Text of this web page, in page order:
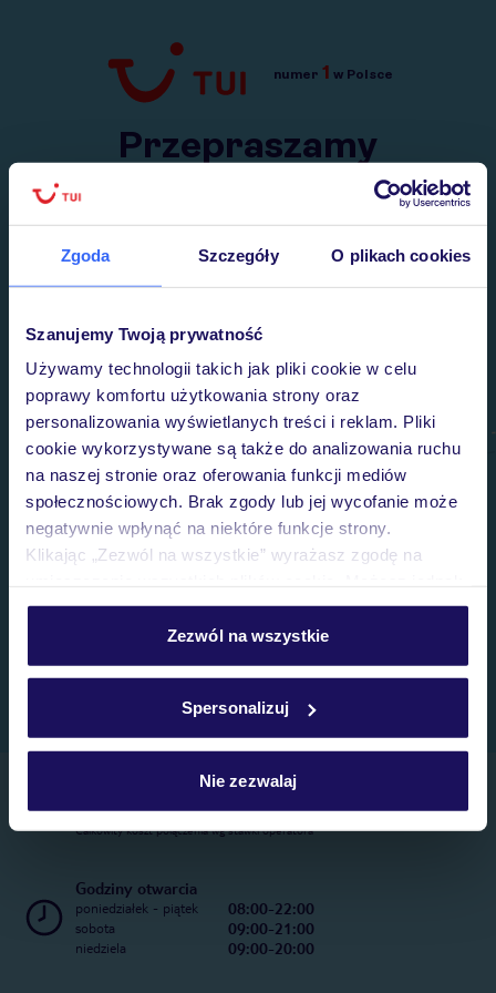
Zgoda Szczegóły O plikach cookies
Szanujemy Twoją prywatność
Używamy technologii takich jak pliki cookie w celu
poprawy komfortu użytkowania strony oraz
personalizowania wyświetlanych treści i reklam. Pliki
cookie wykorzystywane są także do analizowania ruchu
na naszej stronie oraz oferowania funkcji mediów
społecznościowych. Brak zgody lub jej wycofanie może
negatywnie wpłynąć na niektóre funkcje strony.
Klikając „Zezwól na wszystkie” wyrażasz zgodę na
personalizować swój wybór wchodząc w zakładkę
Szczegółowe informacje o plikach cookie znajdziesz
Zezwól na wszystkie
Spersonalizuj
Nie zezwalaj
Przejdź do TUI.pl
numer 1 w Polsce
Przepraszamy
Wysłaliśmy nasz serwis na krótkie wakacje.
Telefoniczne Centrum Rezerwacji
22 270 31 20
Całkowity koszt połączenia wg stawki operatora
Godziny otwarcia
poniedziałek - piątek 08:00-22:00
sobota 09:00-21:00
niedziela 09:00-20:00